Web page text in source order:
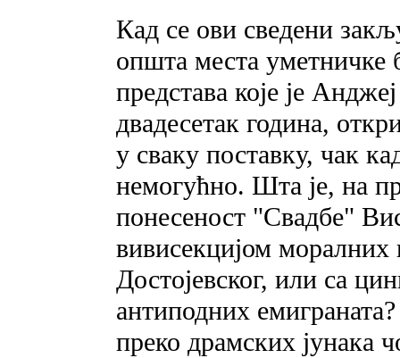
Кад се ови сведени
општа места уметничке
представа које је
двадесетак година,
у сваку поставку, чак
немогућно. Шта је, на
понесеност "Свадбе"
вивисекцијом
Достојевског, или са
антиподних
преко драмских јунака